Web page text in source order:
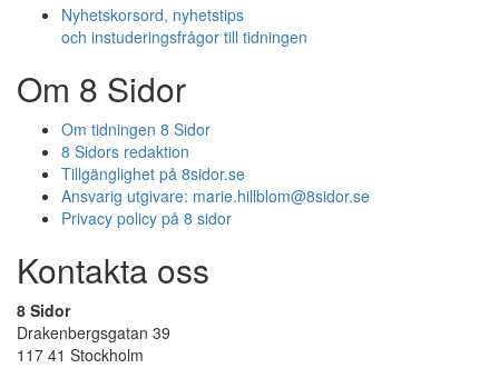
Nyhetskorsord, nyhetstips
och instuderingsfrågor till tidningen
Om 8 Sidor
Om tidningen 8 Sidor
8 Sidors redaktion
Tillgänglighet på 8sidor.se
Ansvarig utgivare: marie.hillblom@8sidor.se
Privacy policy på 8 sidor
Kontakta oss
8 Sidor
Drakenbergsgatan 39
117 41 Stockholm